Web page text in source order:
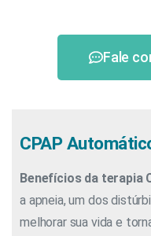
Fale
CPAP
Benefícios da terapia
a apneia, um dos
melhorar sua vida e